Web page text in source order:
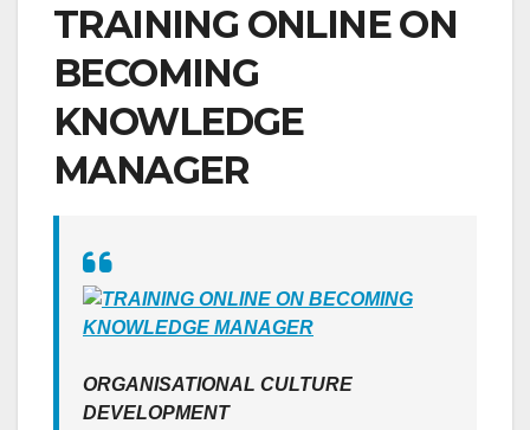
TRAINING ONLINE ON
BECOMING
KNOWLEDGE
MANAGER
ORGANISATIONAL CULTURE
DEVELOPMENT